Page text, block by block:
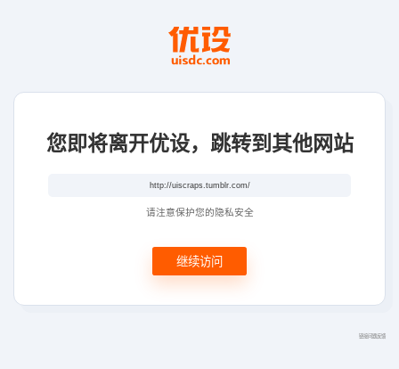
您即将离开优设，跳转到其他网站
请注意保护您的隐私安全
继续访问
链接问题反馈